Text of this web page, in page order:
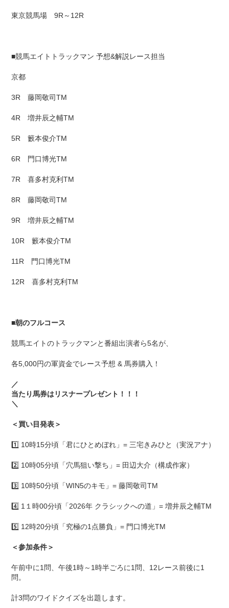
東京競馬場 9R～12R
■競馬エイトトラックマン 予想&解説レース担当
京都
3R 藤岡敬司TM
4R 増井辰之輔TM
5R 籔本俊介TM
6R 門口博光TM
7R 喜多村克利TM
8R 藤岡敬司TM
9R 増井辰之輔TM
10R 籔本俊介TM
11R 門口博光TM
12R 喜多村克利TM
■朝のフルコース
競馬エイトのトラックマンと番組出演者ら5名が、
各5,000円の軍資金でレース予想 & 馬券購入！
／
当たり馬券はリスナープレゼント！！！
＼
＜買い目発表＞
1️⃣ 10時15分頃「君にひとめぼれ」= 三宅きみひと（実況アナ）
2️⃣ 10時05分頃「穴馬狙い撃ち」= 田辺大介（構成作家）
3️⃣ 10時50分頃「WIN5のキモ」= 藤岡敬司TM
4️⃣ 1１時00分頃「2026年 クラシックへの道」= 増井辰之輔TM
5️⃣ 12時20分頃「究極の1点勝負」= 門口博光TM
＜参加条件＞
午前中に1問、午後1時～1時半ごろに1問、12レース前後に1
問。
計3問のワイドクイズを出題します。